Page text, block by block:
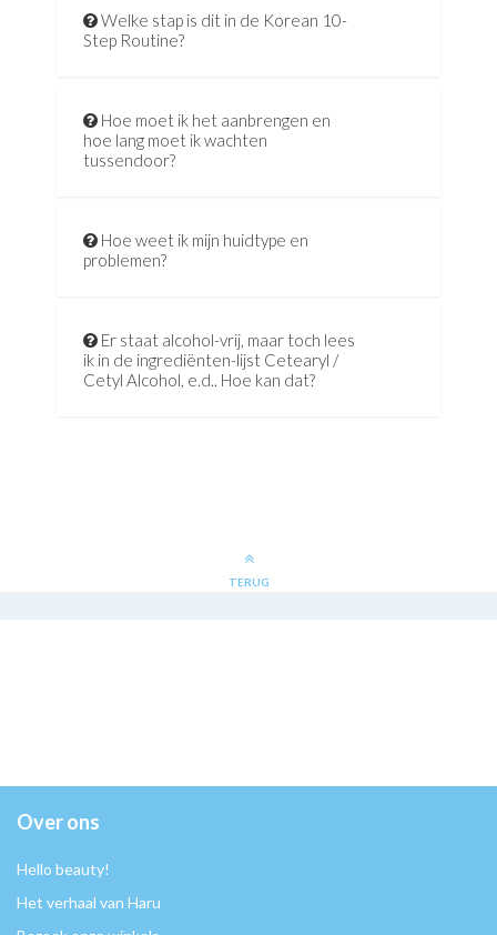
Welke stap is dit in de Korean 10-
Step Routine?
Hoe moet ik het aanbrengen en
hoe lang moet ik wachten
tussendoor?
Hoe weet ik mijn huidtype en
problemen?
Er staat alcohol-vrij, maar toch lees
ik in de ingrediënten-lijst Cetearyl /
Cetyl Alcohol, e.d.. Hoe kan dat?
TERUG
Over ons
Hello beauty!
Het verhaal van Haru